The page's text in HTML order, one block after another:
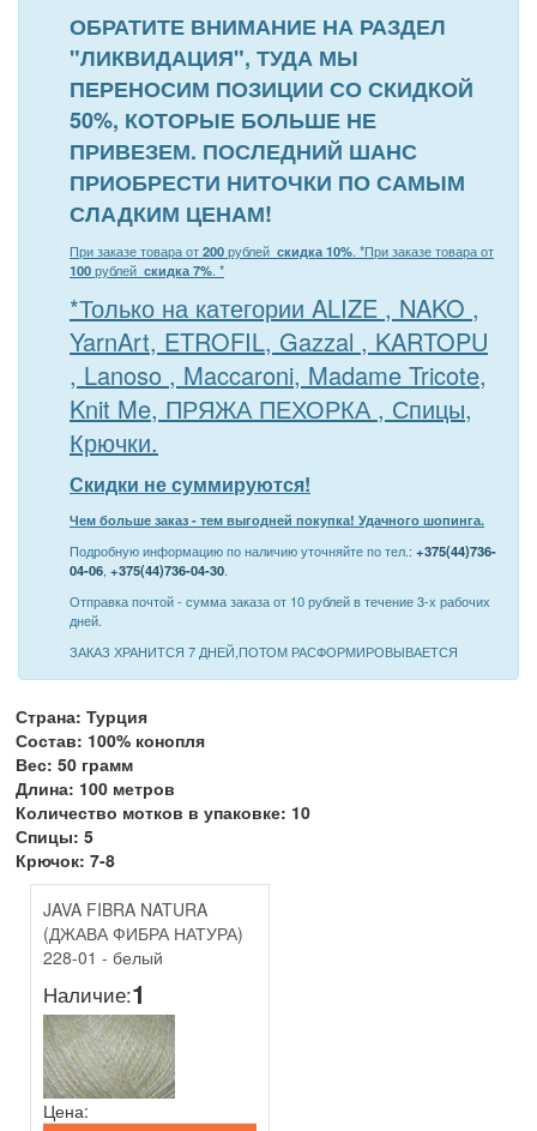
ОБРАТИТЕ ВНИМАНИЕ НА РАЗДЕЛ
"ЛИКВИДАЦИЯ", ТУДА МЫ
ПЕРЕНОСИМ ПОЗИЦИИ СО СКИДКОЙ
50%, КОТОРЫЕ БОЛЬШЕ НЕ
ПРИВЕЗЕМ. ПОСЛЕДНИЙ ШАНС
ПРИОБРЕСТИ НИТОЧКИ ПО САМЫМ
СЛАДКИМ ЦЕНАМ!
При заказе товара от200рублей скидка 10%. *При заказе товара от
100рублей скидка 7%. *
*Только на категории ALIZE , NAKO ,
YarnArt, ETROFIL, Gazzal , KARTOPU
, Lanoso , Maccaroni, Madame Tricote,
Knit Me, ПРЯЖА ПЕХОРКА , Спицы,
Крючки.
Скидки не суммируются!
Чем больше заказ - тем выгодней покупка! Удачного шопинга.
Подробную информацию по наличию уточняйте по тел.: +375(44)736-
04-06, +375(44)736-04-30.
Отправка почтой - сумма заказа от 10 рублей в течение 3-х рабочих
дней.
ЗАКАЗ ХРАНИТСЯ 7 ДНЕЙ,ПОТОМ РАСФОРМИРОВЫВАЕТСЯ
Страна: Турция
Состав: 100% конопля
Вес: 50 грамм
Длина: 100 метров
Количество мотков в упаковке: 10
Спицы: 5
Крючок: 7-8
JAVA FIBRA NATURA
(ДЖАВА ФИБРА НАТУРА)
228-01 - белый
Наличие:1
Цена: